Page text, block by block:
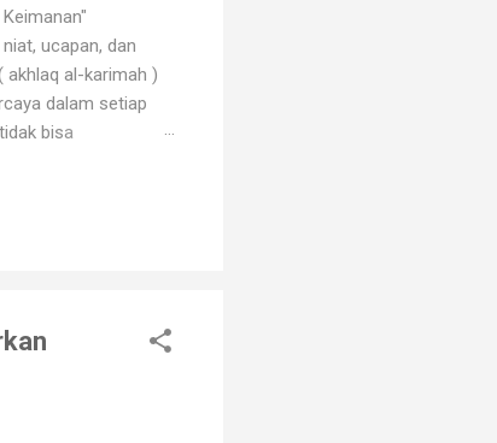
ucapan, dan
akhlaq al-karimah )
dalam setiap
bisa
sebagai orang
beriman selalu